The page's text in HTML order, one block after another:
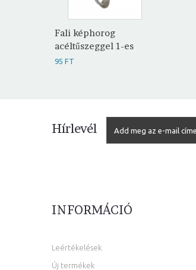
Fali képhorog
acéltűszeggel 1-es
95 FT
Hírlevél
INFORMÁCIÓ
Leértékelések
Új termékek